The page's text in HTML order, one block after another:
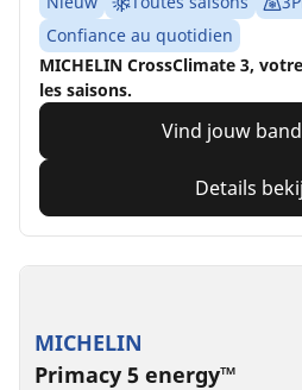
Confiance au quotidien
MICHELIN CrossClimate 3,
les saisons.
Vind jouw
Details
MICHELIN
Primacy 5 energy™